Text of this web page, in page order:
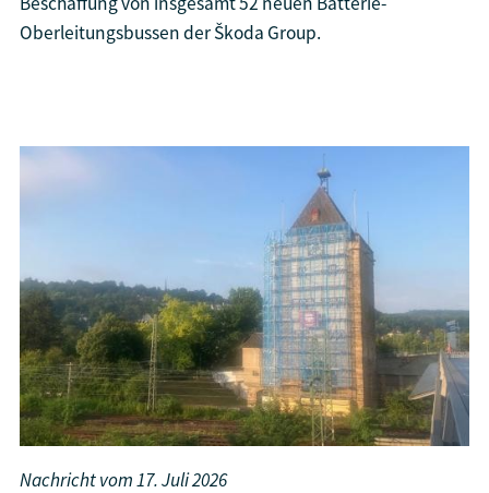
Oberleitungsbussen der Škoda Group.
Nachricht vom17. Juli 2026